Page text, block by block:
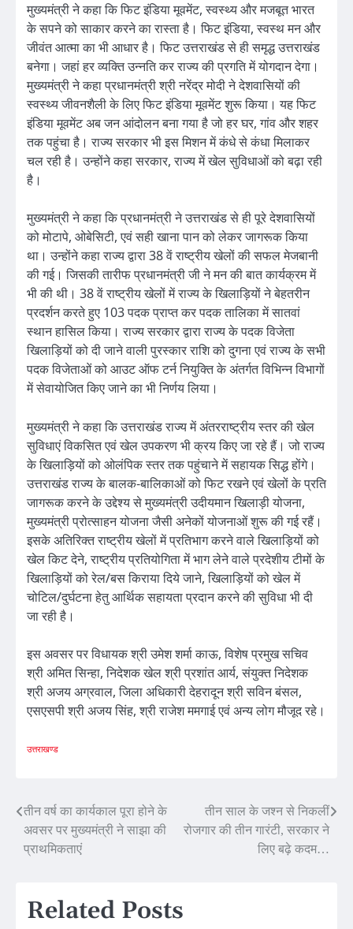
मुख्यमंत्री ने कहा कि फिट इंडिया मूवमेंट, स्वस्थ्य और मजबूत भारत
के सपने को साकार करने का रास्ता है। फिट इंडिया, स्वस्थ मन और
जीवंत आत्मा का भी आधार है। फिट उत्तराखंड से ही समृद्ध उत्तराखंड
बनेगा। जहां हर व्यक्ति उन्नति कर राज्य की प्रगति में योगदान देगा।
मुख्यमंत्री ने कहा प्रधानमंत्री श्री नरेंद्र मोदी ने देशवासियों की
स्वस्थ्य जीवनशैली के लिए फिट इंडिया मूवमेंट शुरू किया। यह फिट
इंडिया मूवमेंट अब जन आंदोलन बना गया है जो हर घर, गांव और शहर
तक पहुंचा है। राज्य सरकार भी इस मिशन में कंधे से कंधा मिलाकर
चल रही है। उन्होंने कहा सरकार, राज्य में खेल सुविधाओं को बढ़ा रही
है।
मुख्यमंत्री ने कहा कि प्रधानमंत्री ने उत्तराखंड से ही पूरे देशवासियों
को मोटापे, ओबेसिटी, एवं सही खाना पान को लेकर जागरूक किया
था। उन्होंने कहा राज्य द्वारा 38 वें राष्ट्रीय खेलों की सफल मेजबानी
की गई। जिसकी तारीफ प्रधानमंत्री जी ने मन की बात कार्यक्रम में
भी की थी। 38 वें राष्ट्रीय खेलों में राज्य के खिलाड़ियों ने बेहतरीन
प्रदर्शन करते हुए 103 पदक प्राप्त कर पदक तालिका में सातवां
स्थान हासिल किया। राज्य सरकार द्वारा राज्य के पदक विजेता
खिलाड़ियों को दी जाने वाली पुरस्कार राशि को दुगना एवं राज्य के सभी
पदक विजेताओं को आउट ऑफ टर्न नियुक्ति के अंतर्गत विभिन्न विभागों
में सेवायोजित किए जाने का भी निर्णय लिया।
मुख्यमंत्री ने कहा कि उत्तराखंड राज्य में अंतरराष्ट्रीय स्तर की खेल
सुविधाएं विकसित एवं खेल उपकरण भी क्रय किए जा रहे हैं। जो राज्य
के खिलाड़ियों को ओलंपिक स्तर तक पहुंचाने में सहायक सिद्ध होंगे।
उत्तराखंड राज्य के बालक-बालिकाओं को फिट रखने एवं खेलों के प्रति
जागरूक करने के उद्देश्य से मुख्यमंत्री उदीयमान खिलाड़ी योजना,
मुख्यमंत्री प्रोत्साहन योजना जैसी अनेकों योजनाओं शुरू की गई रहैं।
इसके अतिरिक्त राष्ट्रीय खेलों में प्रतिभाग करने वाले खिलाड़ियों को
खेल किट देने, राष्ट्रीय प्रतियोगिता में भाग लेने वाले प्रदेशीय टीमों के
खिलाड़ियों को रेल/बस किराया दिये जाने, खिलाड़ियों को खेल में
चोटिल/दुर्घटना हेतु आर्थिक सहायता प्रदान करने की सुविधा भी दी
जा रही है।
इस अवसर पर विधायक श्री उमेश शर्मा काऊ, विशेष प्रमुख सचिव
श्री अमित सिन्हा, निदेशक खेल श्री प्रशांत आर्य, संयुक्त निदेशक
श्री अजय अग्रवाल, जिला अधिकारी देहरादून श्री सविन बंसल,
एसएसपी श्री अजय सिंह, श्री राजेश ममगाई एवं अन्य लोग मौजूद रहे।
उत्तराखण्ड
Post
navigation
तीन वर्ष का कार्यकाल पूरा होने के
अवसर पर मुख्यमंत्री ने साझा की
प्राथमिकताएं
तीन साल के जश्न से निकलीं
रोजगार की तीन गारंटी, सरकार ने
लिए बढ़े कदम…
Related Posts